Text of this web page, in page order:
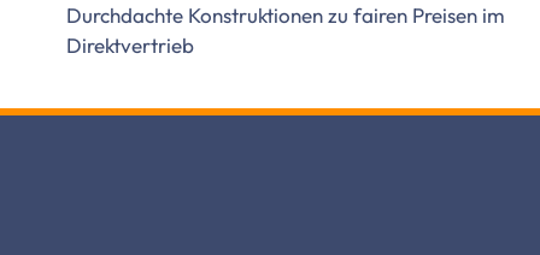
Durchdachte Konstruktionen zu fairen Preisen im
Direktvertrieb